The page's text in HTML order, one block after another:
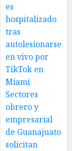
es
hospitalizado
tras
autolesionarse
en vivo por
TikTok en
Miami
Sectores
obrero y
empresarial
de Guanajuato
solicitan